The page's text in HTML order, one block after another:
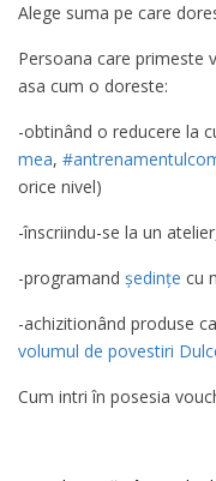
Alege suma pe care
Persoana care primeste
asa cum o doreste:
-obtinând o reducere la
mea,
orice nivel)
-înscriindu-se la un
-programand ședințe cu
-achizitionând produse ca
volumul de povestiri
Cum intri în posesia